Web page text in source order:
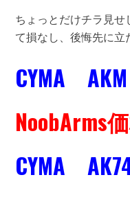
ちょっとだけチラ見せ
て損なし、後悔先に立
CYMA AKM
NoobArms
CYMA